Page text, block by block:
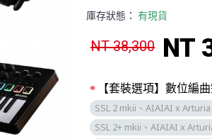
庫存狀態： 有現貨
NT 38,300 NT
【套裝選項】數位編
SSL 2 mkii、AIAIAI x
SSL 2+ mkii、AIAIAI x